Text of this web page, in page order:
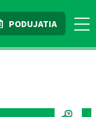
PODUJATIA